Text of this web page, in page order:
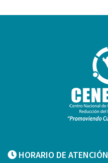
HORARIO DE ATENCIÓN